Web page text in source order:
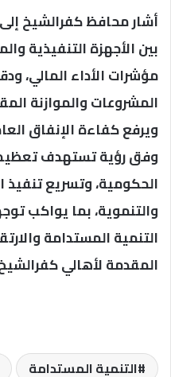
أشار محافظ كفرالشيخ
بين الأجهزة التنفيذية
مؤشرات الأداء المالي،
المشروعات والموازنة
ويرفع كفاءة الإنفاق
وفق رؤية تستهدف تعظيم
الحكومية، وتسريع تنفيذ
والتنموية، بما يواكب
التنمية المستدامة
المقدمة لأهالي
التنمية المستدامة